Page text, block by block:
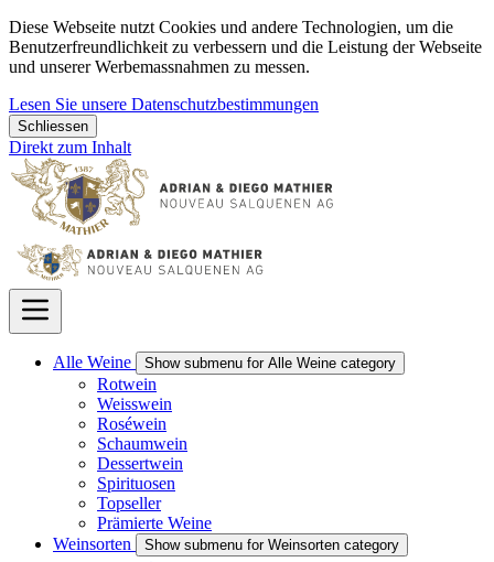
Diese Webseite nutzt Cookies und andere Technologien, um die
Benutzerfreundlichkeit zu verbessern und die Leistung der Webseite
und unserer Werbemassnahmen zu messen.
Lesen Sie unsere Datenschutzbestimmungen
Schliessen
Direkt zum Inhalt
Alle Weine Show submenu for Alle Weine category
Rotwein
Weisswein
Roséwein
Schaumwein
Dessertwein
Spirituosen
Topseller
Prämierte Weine
Weinsorten
Show submenu for Weinsorten category